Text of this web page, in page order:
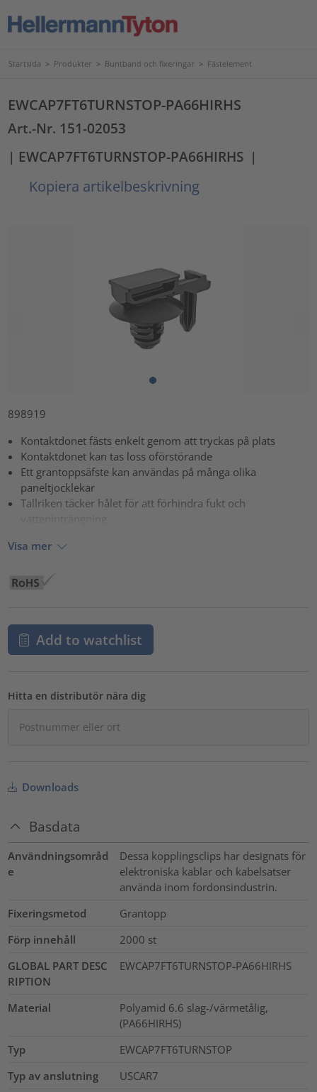
Startsida > Produkter > Buntband och fixeringar > Fästelement
EWCAP7FT6TURNSTOP-PA66HIRHS
Art.-Nr. 151-02053
| EWCAP7FT6TURNSTOP-PA66HIRHS |
Kopiera artikelbeskrivning
898919
Kontaktdonet fästs enkelt genom att tryckas på plats
Kontaktdonet kan tas loss oförstörande
Ett grantoppsäfste kan användas på många olika
paneltjocklekar
Tallriken täcker hålet för att förhindra fukt och
Visa mer
Add to watchlist
Hitta en distributör nära dig
Downloads
Basdata
Användningsområd
e
Dessa kopplingsclips har designats för
elektroniska kablar och kabelsatser
använda inom fordonsindustrin.
Fixeringsmetod
Grantopp
Förp innehåll
2000 st
GLOBAL PART DESC
RIPTION
EWCAP7FT6TURNSTOP-PA66HIRHS
Material
Polyamid 6.6 slag-/värmetålig,
(PA66HIRHS)
Typ
EWCAP7FT6TURNSTOP
Typ av anslutning
USCAR7